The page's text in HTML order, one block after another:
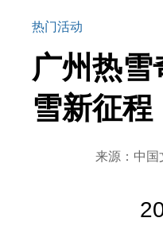
热门活动
广州热
雪新征程
来源：中